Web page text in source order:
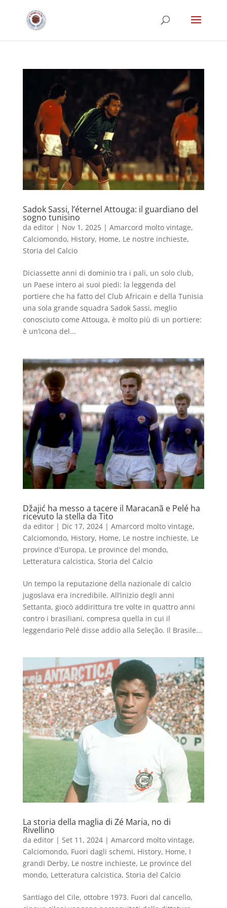
Sadok Sassi, l’éternel Attouga: il guardiano del
sogno tunisino
da editor| Nov 1, 2025| Amarcord molto vintage,
Calciomondo, History, Home, Le nostre inchieste,
Storia del Calcio
Diciassette anni di dominio tra i pali, un solo club,
un Paese intero ai suoi piedi: la leggenda del
portiere che ha fatto del Club Africain e della Tunisia
una sola grande squadra Sadok Sassi, meglio
conosciuto come Attouga, è molto più di un portiere:
è un’icona del...
Džajić ha messo a tacere il Maracanã e Pelé ha
ricevuto la stella da Tito
da editor| Dic 17, 2024| Amarcord molto vintage,
Calciomondo, History, Home, Le nostre inchieste, Le
province d'Europa, Le province del mondo,
Letteratura calcistica, Storia del Calcio
Un tempo la reputazione della nazionale di calcio
jugoslava era incredibile. All’inizio degli anni
Settanta, giocò addirittura tre volte in quattro anni
contro i brasiliani, compresa quella in cui il
leggendario Pelé disse addio alla Seleção. Il Brasile...
La storia della maglia di Zé Maria, no di
Rivellino
da editor| Set 11, 2024| Amarcord molto vintage,
Calciomondo, Fuori dagli schemi, History, Home, I
grandi Derby, Le nostre inchieste, Le province del
mondo, Letteratura calcistica, Storia del Calcio
Santiago del Cile, ottobre 1973. Fuori dal cancello,